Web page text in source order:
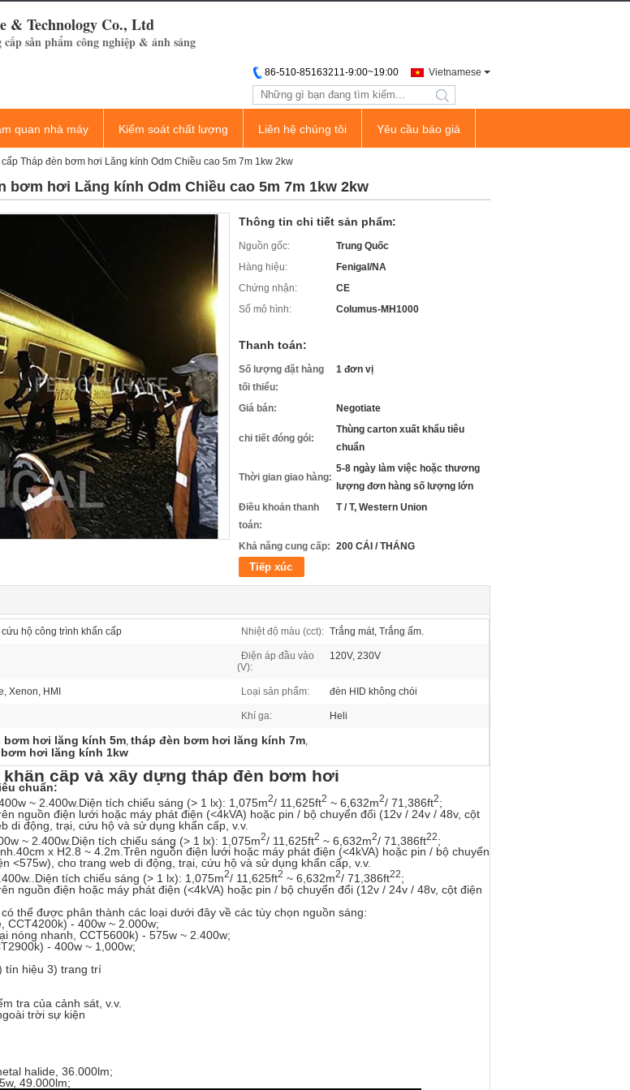
& Technology Co., Ltd
sản phẩm công nghiệp & ánh sáng
Vietnamese
86-510-85163211-9:00~19:00
search
quan nhà máy Kiểm soát chất lượng Liên hệ chúng tôi Yêu cầu báo giá
Tháp đèn bơm hơi Lăng kính Odm Chiều cao 5m 7m 1kw 2kw
hơi Lăng kính Odm Chiều cao 5m 7m 1kw 2kw
Thông tin chi tiết sản phẩm:
Nguồn gốc:
Trung Quốc
Hàng hiệu:
Fenigal/NA
Chứng nhận:
CE
Số mô hình:
Columus-MH1000
Thanh toán:
Số lượng đặt hàng
tối thiểu:
1 đơn vị
Giá bán: Negotiate
chi tiết đóng gói:
Thùng carton xuất khẩu tiêu
chuẩn
Thời gian giao hàng:
5-8 ngày làm việc hoặc thương
lượng đơn hàng số lượng lớn
Điều khoản thanh
toán:
T / T, Western Union
Khả năng cung cấp: 200 CÁI / THÁNG
Tiếp xúc
hộ công trình khẩn cấp Nhiệt độ màu (cct): Trắng mát, Trắng ấm.
Điện áp đầu vào
(V):
120V, 230V
Xenon, HMI Loại sản phẩm: đèn HID không chói
Khí ga: Heli
bơm hơi lăng kính 5m, tháp đèn bơm hơi lăng kính 7m,
hơi lăng kính 1kw
cấp và xây dựng tháp đèn bơm hơi
chuẩn:
~ 2.400w.Diện tích chiếu sáng (> 1 lx): 1,075m2/ 11,625ft2 ~ 6,632m2/ 71,386ft2;
nguồn điện lưới hoặc máy phát điện (<4kVA) hoặc pin / bộ chuyển đổi (12v / 24v / 48v, cột
di động, trại, cứu hộ và sử dụng khẩn cấp, v.v.
~ 2.400w.Diện tích chiếu sáng (> 1 lx): 1,075m2/ 11,625ft2 ~ 6,632m2/ 71,386ft22;
x H2.8 ~ 4.2m.Trên nguồn điện lưới hoặc máy phát điện (<4kVA) hoặc pin / bộ chuyển
<575w), cho trang web di động, trại, cứu hộ và sử dụng khẩn cấp, v.v.
tích chiếu sáng (> 1 lx): 1,075m2/ 11,625ft2 ~ 6,632m2/ 71,386ft22;
nguồn điện hoặc máy phát điện (<4kVA) hoặc pin / bộ chuyển đổi (12v / 24v / 48v, cột điện
thể được phân thành các loại dưới đây về các tùy chọn nguồn sáng:
CCT4200k) - 400w ~ 2.000w;
nóng nhanh, CCT5600k) - 575w ~ 2.400w;
- 400w ~ 1,000w;
tín hiệu 3) trang trí
tra của cảnh sát, v.v.
trời sự kiện
halide, 36.000lm;
49.000lm;